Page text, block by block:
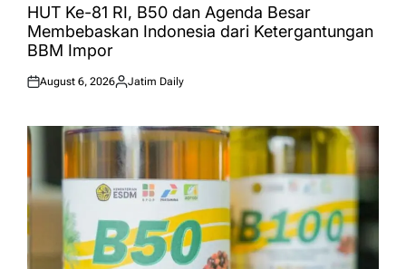
INHUT Ke-81 RI, B50 dan Agenda Besar
Membebaskan Indonesia dari Ketergantungan
BBM Impor
Posted
August 6, 2026
Posted
Jatim Daily